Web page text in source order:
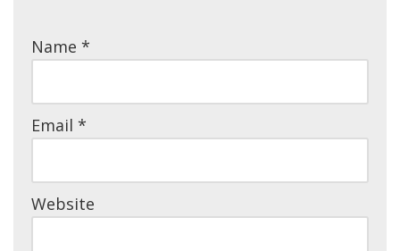
Name *
Email *
Website